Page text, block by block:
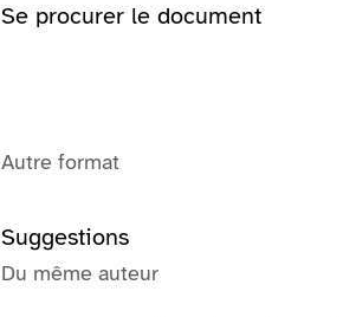
Se procurer le document
Autre format
Suggestions
Du même auteur